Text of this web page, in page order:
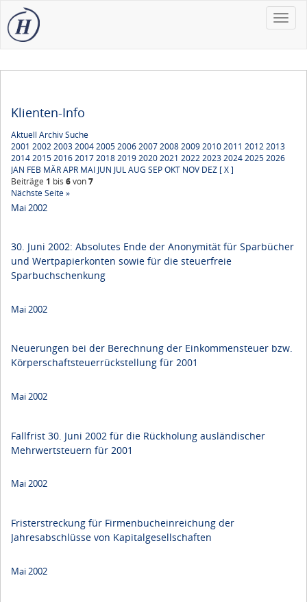
Toggle
Klienten-Info
Aktuell ArchivSuche
2001 2002200320042005200620072008200920102011 20122013
20142015201620172018201920202021 20222023202420252026
JAN FEB MÄRAPR MAI JUN JULAUG SEPOKT NOV DEZ [ X ]
Beiträge 1 bis 6von7
Nächste Seite »
Mai 2002
30. Juni 2002: Absolutes Ende der Anonymität für Sparbücher
und Wertpapierkonten sowie für die steuerfreie
Sparbuchschenkung
Mai 2002
Neuerungen bei der Berechnung der Einkommensteuer bzw.
Körperschaftsteuerrückstellung für 2001
Mai 2002
Fallfrist 30. Juni 2002 für die Rückholung ausländischer
Mehrwertsteuern für 2001
Mai 2002
Fristerstreckung für Firmenbucheinreichung der
Jahresabschlüsse von Kapitalgesellschaften
Mai 2002